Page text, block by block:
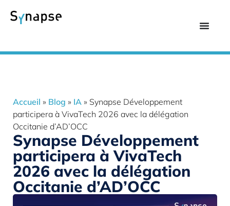
Accueil » Blog » IA » Synapse Développement
participera à VivaTech 2026 avec la délégation
Occitanie d’AD’OCC
Synapse Développement
participera à VivaTech
2026 avec la délégation
Occitanie d’AD’OCC